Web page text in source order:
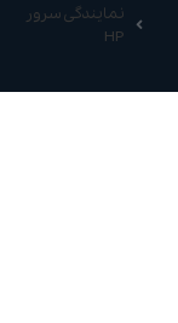
نمایندگی سرور
HP